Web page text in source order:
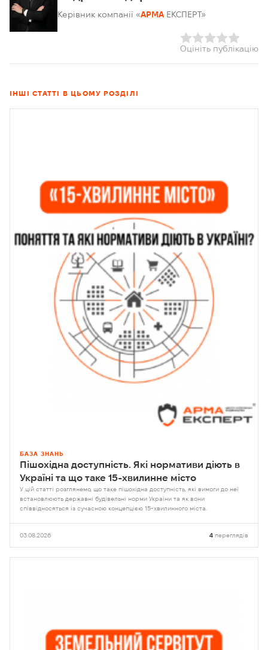
Керівник компанії «АРМА ЕКСПЕРТ»
Оцініть публікацію
ІНШІ СТАТТІ В ЦЬОМУ РОЗДІЛІ
БАЗА ЗНАНЬ
Пішохідна доступність. Які нормативи діють в
Україні та що таке 15-хвилинне місто
У цій статті розглянемо, що таке пішохідна доступність, які вимоги до неї
встановлюють державні будівельні норми України та як вони
співвідносяться із сучасною концепцією 15-хвилинного міста.
03.08.2026 4 переглядів